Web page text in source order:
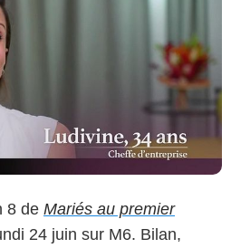
8 de Mariés au premier
24 juin sur M6. Bilan,